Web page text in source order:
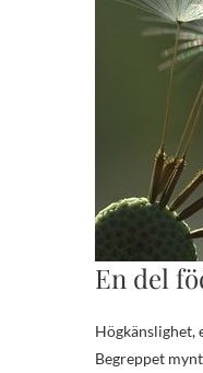
En del
Högkänslighet,
Begreppet